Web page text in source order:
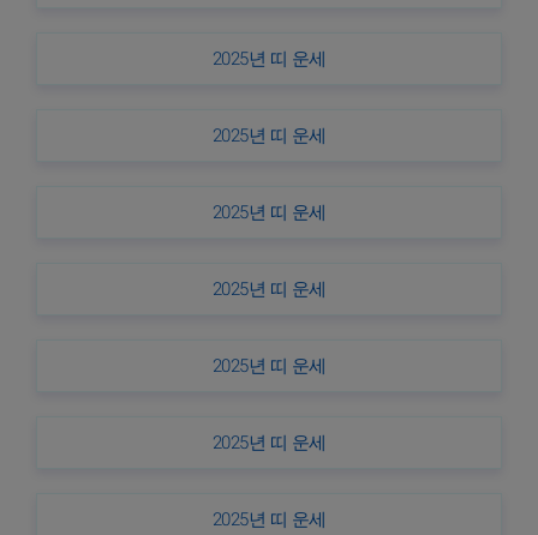
2025년 띠 운세
2025년 띠 운세
2025년 띠 운세
2025년 띠 운세
2025년 띠 운세
2025년 띠 운세
2025년 띠 운세